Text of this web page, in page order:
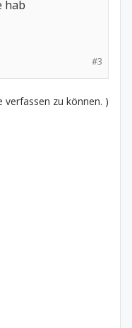
hab
#3
zu können. )